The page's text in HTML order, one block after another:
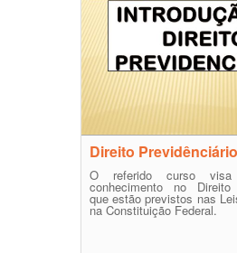
Direito Previdênciário
O referido curso
conhecimento no Direito
que estão previstos nas
na Constituição Federal.